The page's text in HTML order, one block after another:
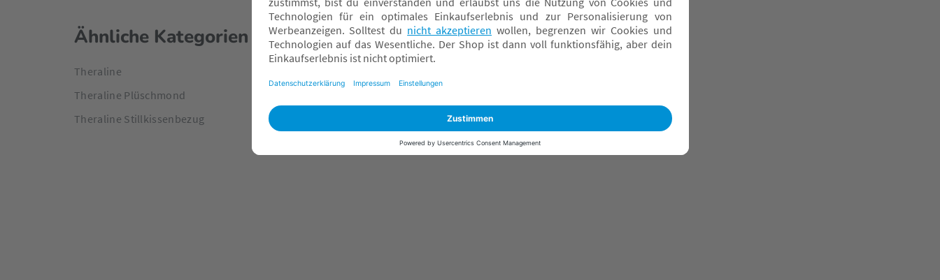
Ähnliche Kategorien
Theraline
Theraline Plüschmond
Theraline Stillkissenbezug